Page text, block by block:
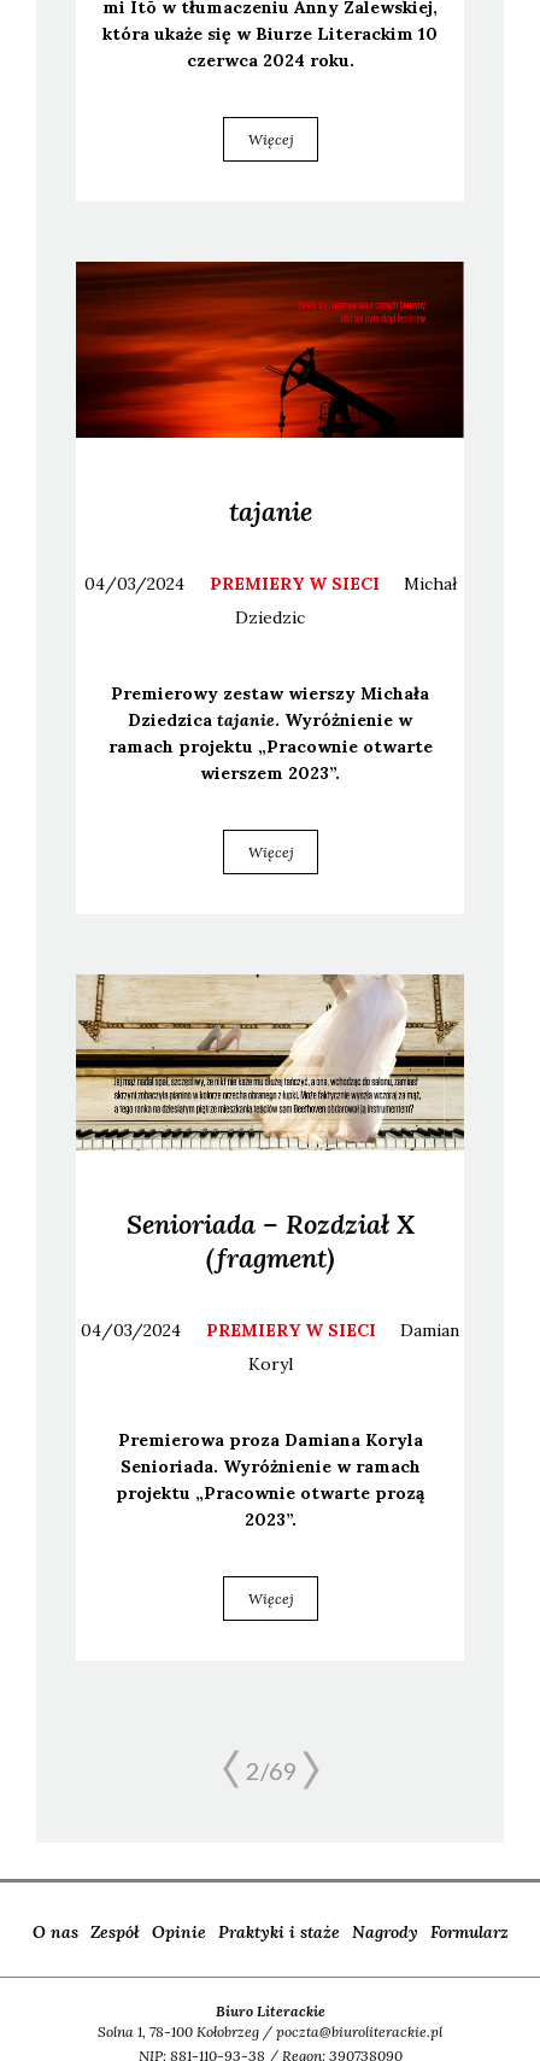
mi Itō w tłu­ma­cze­niu Anny Zalew­skiej,
któ­ra uka­że się w Biu­rze Lite­rac­kim 10
czerw­ca 2024 roku.
Więcej
tajanie
04/03/2024 PREMIERY W SIECI
Michał
Dziedzic
Pre­mie­ro­wy zestaw wier­szy Micha­ła
Dzie­dzi­ca taja­nie. Wyróż­nie­nie w
ramach pro­jek­tu „Pra­cow­nie otwar­te
wier­szem 2023”.
Więcej
Senioriada – Rozdział X
(fragment)
04/03/2024 PREMIERY W SIECI
Damian
Koryl
Pre­mie­ro­wa pro­za Damia­na Kory­la
Senio­ria­da. Wyróż­nie­nie w ramach
pro­jek­tu „Pra­cow­nie otwar­te pro­zą
2023”.
Więcej
2/69
O nas Zespół Opinie Praktyki i staże Nagrody Formularz
Biuro Literackie
Solna 1, 78-100 Kołobrzeg / poczta@biuroliterackie.pl
NIP: 881-110-93-38 / Regon: 390738090